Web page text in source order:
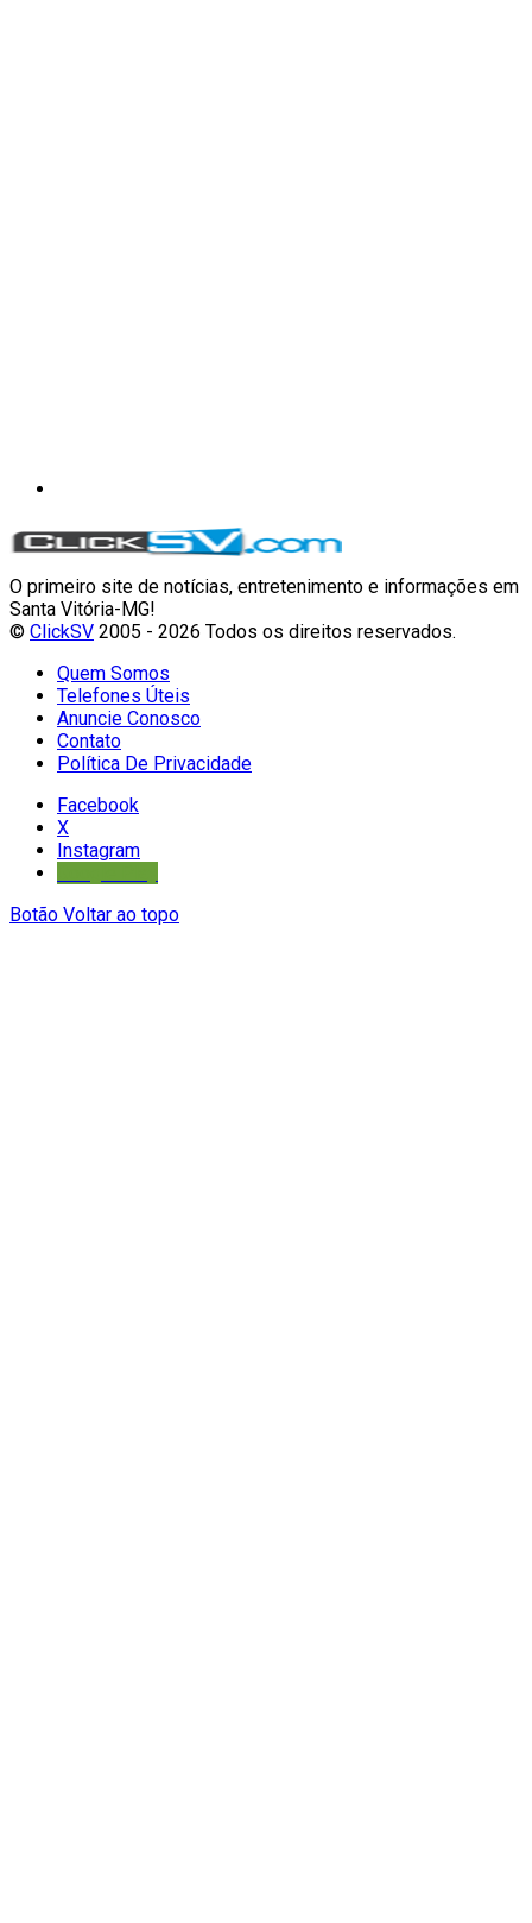
O primeiro site de notícias, entretenimento e informações em
Santa Vitória-MG!
© ClickSV 2005 - 2026 Todos os direitos reservados.
Quem Somos
Telefones Úteis
Anuncie Conosco
Contato
Política De Privacidade
Facebook
X
Instagram
Botão Voltar ao topo